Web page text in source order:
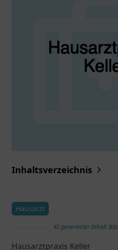
Inhaltsverzeichnis
Hausarzt
KI generierter Inhalt
Hausarztpraxis Keller